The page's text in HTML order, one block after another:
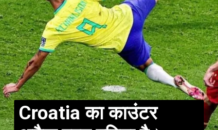
Croatia का काउंटर